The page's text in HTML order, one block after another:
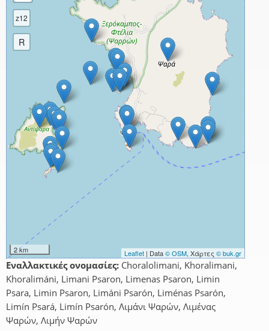
z12
R
2 km Leaflet | Data© OSM, Χάρτες © buk.gr
Εναλλακτικές ονομασίες: Choralolimani, Khoralimani,
Khoralimáni, Limani Psaron, Limenas Psaron, Limin
Psara, Limin Psaron, Limáni Psarón, Liménas Psarón,
Limín Psará, Limín Psarón, Λιμάνι Ψαρών, Λιμένας
Ψαρών, Λιμήν Ψαρών